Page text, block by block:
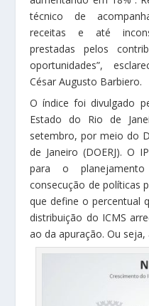
técnico de
receitas e até
prestadas pelos
oportunidades”,
César Augusto Barbiero.
O índice foi divulgado
Estado do Rio de
setembro, por meio do
de Janeiro (DOERJ). O
para o
consecução de políticas
que define o percentual
distribuição do ICMS
ao da apuração. Ou